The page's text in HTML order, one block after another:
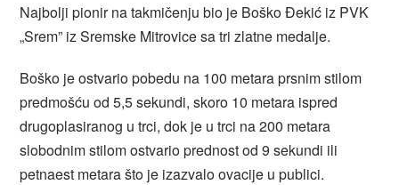
Najbolji pionir na takmičenju bio je Boško Đekić iz PVK
„Srem” iz Sremske Mitrovice sa tri zlatne medalje.
Boško je ostvario pobedu na 100 metara prsnim stilom
predmošću od 5,5 sekundi, skoro 10 metara ispred
drugoplasiranog u trci, dok je u trci na 200 metara
slobodnim stilom ostvario prednost od 9 sekundi ili
petnaest metara što je izazvalo ovacije u publici.